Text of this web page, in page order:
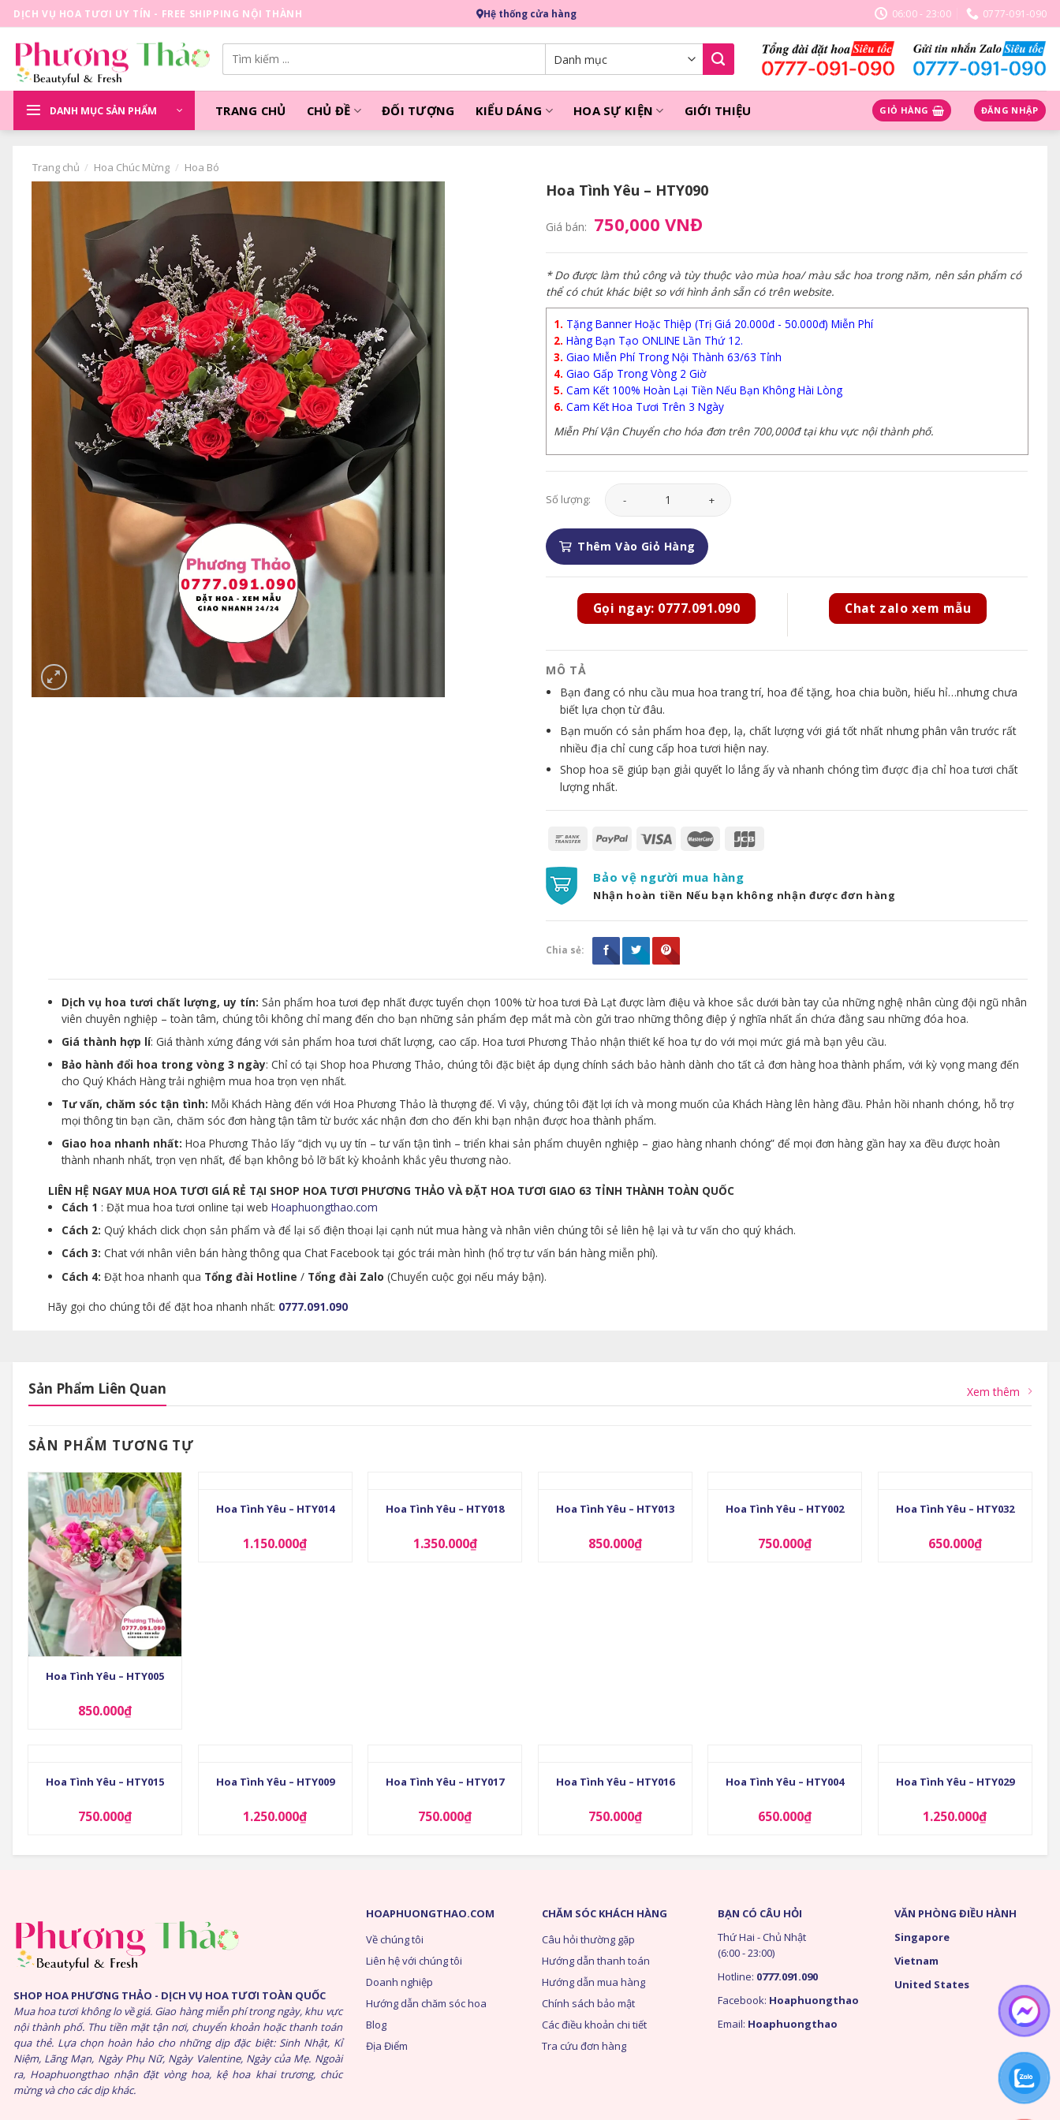
Skip
to
content
DỊCH VỤ HOA TƯƠI UY TÍN - FREE SHIPPING NỘI THÀNH Hệ thống cửa hàng 06:00 - 23:00 0777-091-090
kiếm:
DANH MỤC SẢN PHẨM TRANG CHỦ CHỦ ĐỀ ĐỐI TƯỢNG KIỂU DÁNG HOA SỰ KIỆN GIỚI THIỆU GIỎ HÀNG ĐĂNG NHẬP
Trang chủ / Hoa Chúc Mừng / Hoa Bó
Hoa Tình Yêu – HTY090
Giá bán: 750,000 VNĐ
* Do được làm thủ công và tùy thuộc vào mùa hoa/ màu sắc hoa trong năm, nên sản phẩm có
thể có chút khác biệt so với hình ảnh sẵn có trên website.
1. Tặng Banner Hoặc Thiệp (Trị Giá 20.000đ - 50.000đ) Miễn Phí
2. Hàng Bạn Tạo ONLINE Lần Thứ 12.
3. Giao Miễn Phí Trong Nội Thành 63/63 Tỉnh
4. Giao Gấp Trong Vòng 2 Giờ
5. Cam Kết 100% Hoàn Lại Tiền Nếu Bạn Không Hài Lòng
6. Cam Kết Hoa Tươi Trên 3 Ngày
Miễn Phí Vận Chuyển cho hóa đơn trên 700,000đ tại khu vực nội thành phố.
Số lượng:
Hoa Tình Yêu - HTY090 số lượng
Thêm Vào Giỏ Hàng
Gọi ngay: 0777.091.090 Chat zalo xem mẫu
MÔ TẢ
Bạn đang có nhu cầu mua hoa trang trí, hoa để tặng, hoa chia buồn, hiếu hỉ…nhưng chưa
biết lựa chọn từ đâu.
Bạn muốn có sản phẩm hoa đẹp, lạ, chất lượng với giá tốt nhất nhưng phân vân trước rất
nhiều địa chỉ cung cấp hoa tươi hiện nay.
Shop hoa sẽ giúp bạn giải quyết lo lắng ấy và nhanh chóng tìm được địa chỉ hoa tươi chất
lượng nhất.
Bảo vệ người mua hàng
Nhận hoàn tiền Nếu bạn không nhận được đơn hàng
Chia sẻ:
Dịch vụ hoa tươi chất lượng, uy tín: Sản phẩm hoa tươi đẹp nhất được tuyển chọn 100% từ hoa tươi Đà Lạt được làm điệu và khoe sắc dưới bàn tay của những nghệ nhân cùng đội ngũ nhân
viên chuyên nghiệp – toàn tâm, chúng tôi không chỉ mang đến cho bạn những sản phẩm đẹp mắt mà còn gửi trao những thông điệp ý nghĩa nhất ẩn chứa đằng sau những đóa hoa.
Giá thành hợp lí: Giá thành xứng đáng với sản phẩm hoa tươi chất lượng, cao cấp. Hoa tươi Phương Thảo nhận thiết kế hoa tự do với mọi mức giá mà bạn yêu cầu.
Bảo hành đổi hoa trong vòng 3 ngày: Chỉ có tại Shop hoa Phương Thảo, chúng tôi đặc biệt áp dụng chính sách bảo hành dành cho tất cả đơn hàng hoa thành phẩm, với kỳ vọng mang đến
cho Quý Khách Hàng trải nghiệm mua hoa trọn vẹn nhất.
Tư vấn, chăm sóc tận tình: Mỗi Khách Hàng đến với Hoa Phương Thảo là thượng đế. Vì vậy, chúng tôi đặt lợi ích và mong muốn của Khách Hàng lên hàng đầu. Phản hồi nhanh chóng, hỗ trợ
mọi thông tin bạn cần, chăm sóc đơn hàng tận tâm từ bước xác nhận đơn cho đến khi bạn nhận được hoa thành phẩm.
Giao hoa nhanh nhất: Hoa Phương Thảo lấy “dịch vụ uy tín – tư vấn tận tình – triển khai sản phẩm chuyên nghiệp – giao hàng nhanh chóng” để mọi đơn hàng gần hay xa đều được hoàn
thành nhanh nhất, trọn vẹn nhất, để bạn không bỏ lỡ bất kỳ khoảnh khắc yêu thương nào.
LIÊN HỆ NGAY MUA HOA TƯƠI GIÁ RẺ TẠI SHOP HOA TƯƠI PHƯƠNG THẢO VÀ ĐẶT HOA TƯƠI GIAO 63 TỈNH THÀNH TOÀN QUỐC
Cách 1 : Đặt mua hoa tươi online tại webHoaphuongthao.com
Cách 2: Quý khách click chọn sản phẩm và để lại số điện thoại lại cạnh nút mua hàng và nhân viên chúng tôi sẻ liên hệ lại và tư vấn cho quý khách.
Cách 3: Chat với nhân viên bán hàng thông qua Chat Facebook tại góc trái màn hình (hổ trợ tư vấn bán hàng miễn phí).
Cách 4: Đặt hoa nhanh qua Tổng đài Hotline / Tổng đài Zalo (Chuyển cuộc gọi nếu máy bận).
Hãy gọi cho chúng tôi để đặt hoa nhanh nhất: 0777.091.090
Sản Phẩm Liên Quan Xem thêm
SẢN PHẨM TƯƠNG TỰ
Hoa Tình Yêu – HTY005
850.000₫
Hoa Tình Yêu – HTY014
1.150.000₫
Hoa Tình Yêu – HTY018
1.350.000₫
Hoa Tình Yêu – HTY013
850.000₫
Hoa Tình Yêu – HTY002
750.000₫
Hoa Tình Yêu – HTY032
650.000₫
Hoa Tình Yêu – HTY015
750.000₫
Hoa Tình Yêu – HTY009
1.250.000₫
Hoa Tình Yêu – HTY017
750.000₫
Hoa Tình Yêu – HTY016
750.000₫
Hoa Tình Yêu – HTY004
650.000₫
Hoa Tình Yêu – HTY029
1.250.000₫
SHOP HOA PHƯƠNG THẢO - DỊCH VỤ HOA TƯƠI TOÀN QUỐC
Mua hoa tươi không lo về giá. Giao hàng miễn phí trong ngày, khu vực
nội thành phố. Thu tiền mặt tận nơi, chuyển khoản hoặc thanh toán
qua thẻ. Lựa chọn hoàn hảo cho những dịp đặc biệt: Sinh Nhật, Kỉ
Niệm, Lãng Mạn, Ngày Phụ Nữ, Ngày Valentine, Ngày của Mẹ. Ngoài
ra, Hoaphuongthao nhận đặt vòng hoa, kệ hoa khai trương, chúc
mừng và cho các dịp khác.
HOAPHUONGTHAO.COM
Về chúng tôi
Liên hệ với chúng tôi
Doanh nghiệp
Hướng dẫn chăm sóc hoa
Blog
Địa Điểm
CHĂM SÓC KHÁCH HÀNG
Câu hỏi thường gặp
Hướng dẫn thanh toán
Hướng dẫn mua hàng
Chính sách bảo mật
Các điều khoản chi tiết
Tra cứu đơn hàng
BẠN CÓ CÂU HỎI
Thứ Hai - Chủ Nhật
(6:00 - 23:00)
Hotline: 0777.091.090
Facebook: Hoaphuongthao
Email: Hoaphuongthao
VĂN PHÒNG ĐIỀU HÀNH
Singapore
Vietnam
United States